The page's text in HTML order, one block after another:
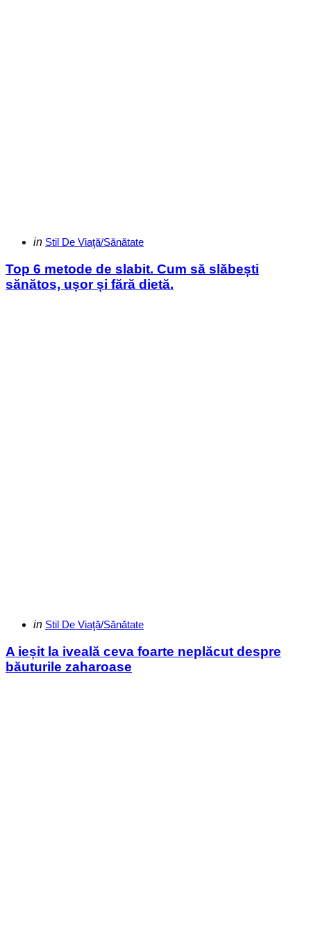
Categories
Posted
in Stil De Viaţă/Sănătate
Top 6 metode de slabit. Cum să slăbești
sănătos, ușor și fără dietă.
Categories
Posted
in Stil De Viaţă/Sănătate
A ieșit la iveală ceva foarte neplăcut despre
băuturile zaharoase